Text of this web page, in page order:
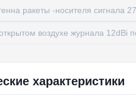
ракеты -носителя сигнала
воздухе журнала 12dBi
характеристики